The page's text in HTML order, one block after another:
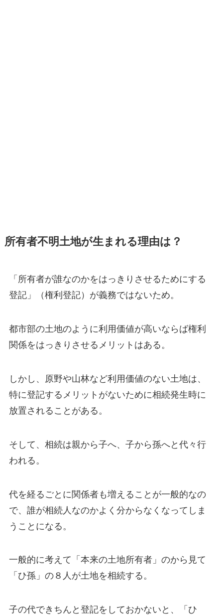
所有者不明土地が生まれる理由は？
「所有者が誰なのかをはっきりさせるためにする
登記」（権利登記）が義務ではないため。
都市部の土地のように利用価値が高いならば権利
関係をはっきりさせるメリットはある。
しかし、原野や山林など利用価値のない土地は、
特に登記するメリットがないために相続発生時に
放置されることがある。
そして、相続は親から子へ、子から孫へと代々行
われる。
代を経るごとに関係者も増えることが一般的なの
で、誰が相続人なのかよく分からなくなってしま
うことになる。
一般的に考えて「本来の土地所有者」のから見て
「ひ孫」の８人が土地を相続する。
子の代できちんと登記をしておかないと、「ひ